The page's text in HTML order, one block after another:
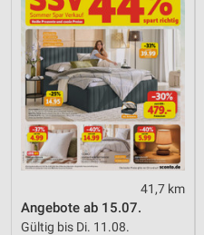
41,7 km
Angebote ab 15.07.
Gültig bis Di. 11.08.